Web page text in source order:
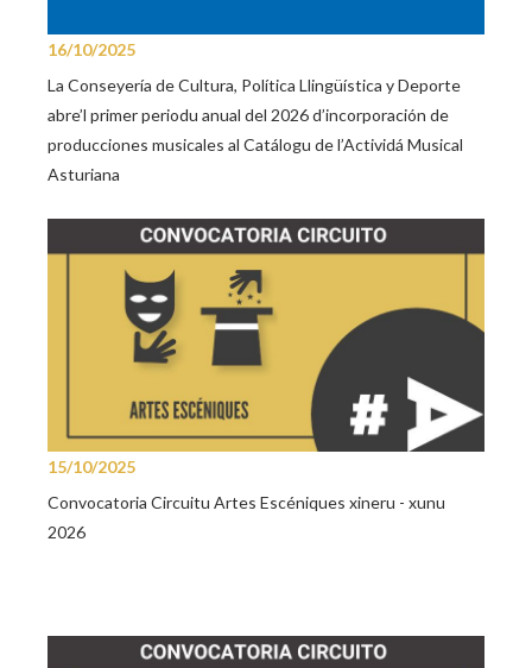
16/10/2025
La Conseyería de Cultura, Política Llingüística y Deporte
abre’l primer periodu anual del 2026 d’incorporación de
producciones musicales al Catálogu de l’Actividá Musical
Asturiana
15/10/2025
Convocatoria Circuitu Artes Escéniques xineru - xunu
2026